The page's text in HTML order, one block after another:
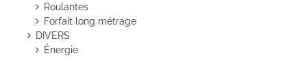
Roulantes
Forfait long métrage
DIVERS
Énergie